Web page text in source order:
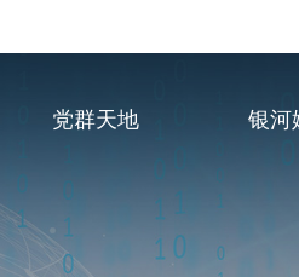
党群天地 银河